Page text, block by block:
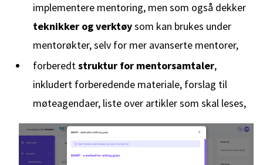
implementere mentoring, men som også dekker
teknikker og verktøysom kan brukes under
mentorøkter, selv for mer avanserte mentorer,
forberedtstruktur for mentorsamtaler,
inkludert forberedende materiale, forslag til
møteagendaer, liste over artikler som skal leses,